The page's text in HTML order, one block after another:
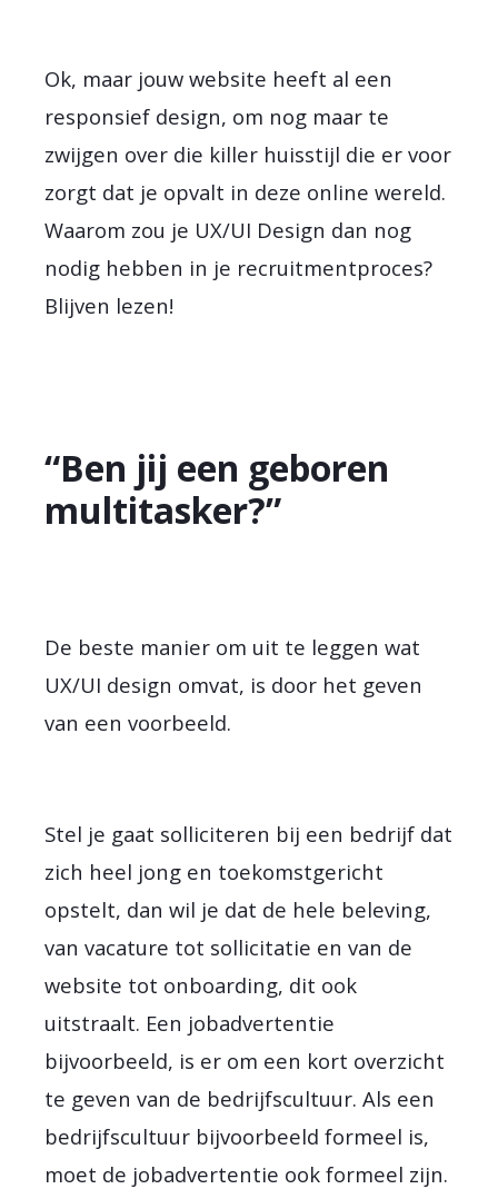
Ok, maar jouw website heeft al een
responsief design, om nog maar te
zwijgen over die killer huisstijl die er voor
zorgt dat je opvalt in deze online wereld.
Waarom zou je UX/UI Design dan nog
nodig hebben in je recruitmentproces?
Blijven lezen!
“Ben jij een geboren
multitasker?”
De beste manier om uit te leggen wat
UX/UI design omvat, is door het geven
van een voorbeeld.
Stel je gaat solliciteren bij een bedrijf dat
zich heel jong en toekomstgericht
opstelt, dan wil je dat de hele beleving,
van vacature tot sollicitatie en van de
website tot onboarding, dit ook
uitstraalt. Een jobadvertentie
bijvoorbeeld, is er om een kort overzicht
te geven van de bedrijfscultuur. Als een
bedrijfscultuur bijvoorbeeld formeel is,
moet de jobadvertentie ook formeel zijn.